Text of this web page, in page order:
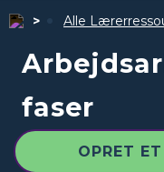
Alle
faser
OPRET